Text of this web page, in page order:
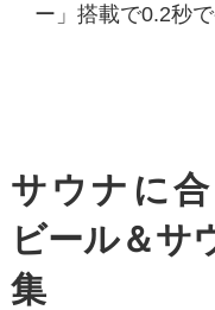
ー」搭載で0.2秒
サウナに
ビール＆サ
集